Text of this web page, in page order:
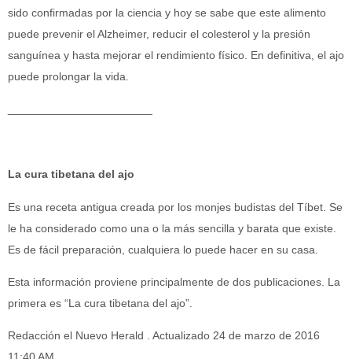
sido confirmadas por la ciencia y hoy se sabe que este alimento
puede prevenir el Alzheimer, reducir el colesterol y la presión
sanguínea y hasta mejorar el rendimiento físico. En definitiva, el ajo
puede prolongar la vida.
La cura tibetana del ajo
Es una receta antigua creada por los monjes budistas del Tíbet. Se
le ha considerado como una o la más sencilla y barata que existe.
Es de fácil preparación, cualquiera lo puede hacer en su casa.
Esta información proviene principalmente de dos publicaciones. La
primera es “La cura tibetana del ajo”.
Redacción el Nuevo Herald . Actualizado 24 de marzo de 2016